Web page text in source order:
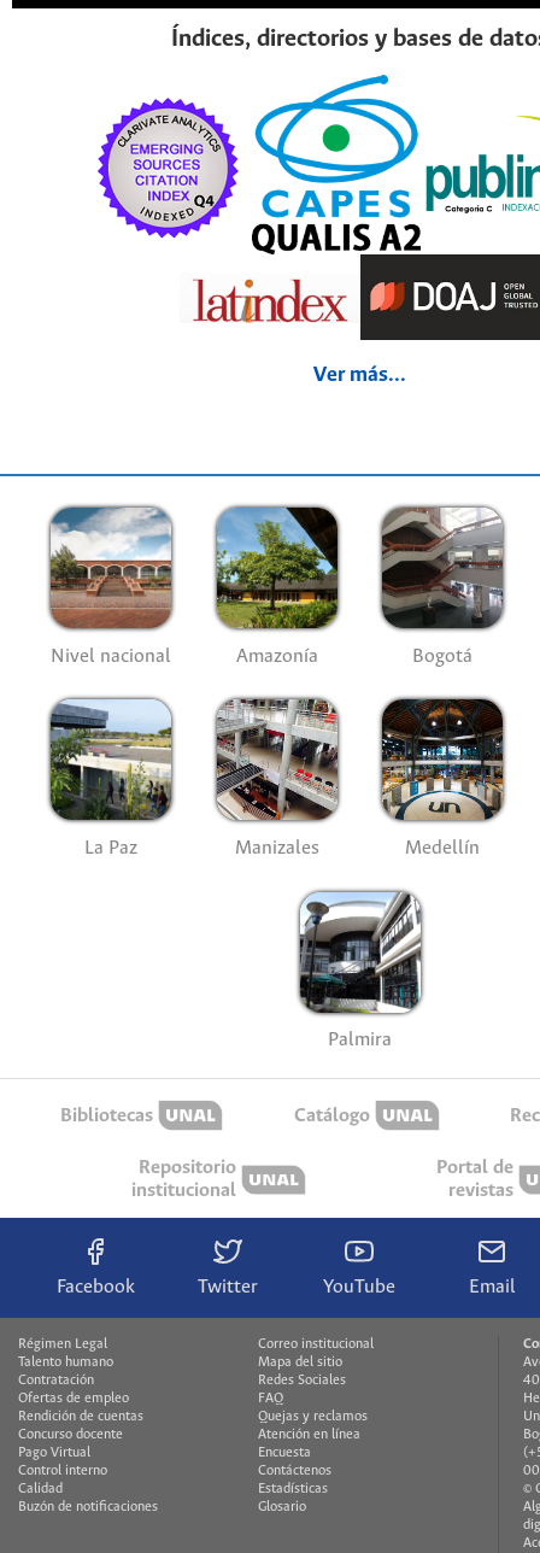
Índices, directorios y bases de
Ver más...
Nivel nacional Amazonía Bogotá
La Paz Manizales Medellín
Palmira
Bibliotecas Catálogo
Repositorio
institucional
Portal de
revistas
Facebook Twitter YouTube Email
Régimen Legal
Talento humano
Contratación
Ofertas de empleo
Rendición de cuentas
Concurso docente
Pago Virtual
Control interno
Calidad
Buzón de notificaciones
Correo institucional
Mapa del sitio
Redes Sociales
FAQ
Quejas y reclamos
Atención en línea
Encuesta
Contáctenos
Estadísticas
Glosario
©